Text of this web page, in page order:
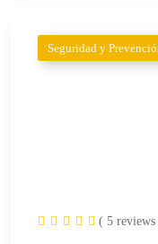
Seguridad y
( 5 reviews